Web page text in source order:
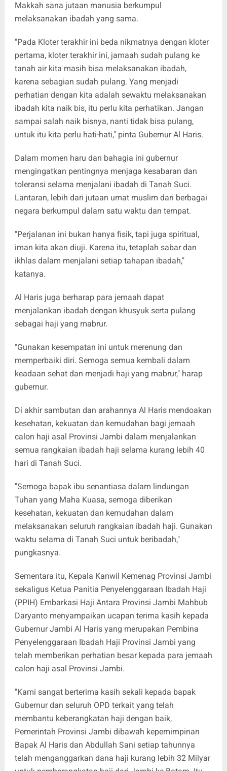
Makkah sana jutaan manusia berkumpul
melaksanakan ibadah yang sama.
"Pada Kloter terakhir ini beda nikmatnya dengan kloter
pertama, kloter terakhir ini, jamaah sudah pulang ke
tanah air kita masih bisa melaksanakan ibadah,
karena sebagian sudah pulang. Yang menjadi
perhatian dengan kita adalah sewaktu melaksanakan
ibadah kita naik bis, itu perlu kita perhatikan. Jangan
sampai salah naik bisnya, nanti tidak bisa pulang,
untuk itu kita perlu hati-hati," pinta Gubernur Al Haris.
Dalam momen haru dan bahagia ini gubernur
mengingatkan pentingnya menjaga kesabaran dan
toleransi selama menjalani ibadah di Tanah Suci.
Lantaran, lebih dari jutaan umat muslim dari berbagai
negara berkumpul dalam satu waktu dan tempat.
"Perjalanan ini bukan hanya fisik, tapi juga spiritual,
iman kita akan diuji. Karena itu, tetaplah sabar dan
ikhlas dalam menjalani setiap tahapan ibadah,"
katanya.
Al Haris juga berharap para jemaah dapat
menjalankan ibadah dengan khusyuk serta pulang
sebagai haji yang mabrur.
"Gunakan kesempatan ini untuk merenung dan
memperbaiki diri. Semoga semua kembali dalam
keadaan sehat dan menjadi haji yang mabrur," harap
gubernur.
Di akhir sambutan dan arahannya Al Haris mendoakan
kesehatan, kekuatan dan kemudahan bagi jemaah
calon haji asal Provinsi Jambi dalam menjalankan
semua rangkaian ibadah haji selama kurang lebih 40
hari di Tanah Suci.
"Semoga bapak ibu senantiasa dalam lindungan
Tuhan yang Maha Kuasa, semoga diberikan
kesehatan, kekuatan dan kemudahan dalam
melaksanakan seluruh rangkaian ibadah haji. Gunakan
waktu selama di Tanah Suci untuk beribadah,"
pungkasnya.
Sementara itu, Kepala Kanwil Kemenag Provinsi Jambi
sekaligus Ketua Panitia Penyelenggaraan Ibadah Haji
(PPIH) Embarkasi Haji Antara Provinsi Jambi Mahbub
Daryanto menyampaikan ucapan terima kasih kepada
Gubernur Jambi Al Haris yang merupakan Pembina
Penyelenggaraan Ibadah Haji Provinsi Jambi yang
telah memberikan perhatian besar kepada para jemaah
calon haji asal Provinsi Jambi.
"Kami sangat berterima kasih sekali kepada bapak
Gubernur dan seluruh OPD terkait yang telah
membantu keberangkatan haji dengan baik,
Pemerintah Provinsi Jambi dibawah kepemimpinan
Bapak Al Haris dan Abdullah Sani setiap tahunnya
telah menganggarkan dana haji kurang lebih 32 Milyar